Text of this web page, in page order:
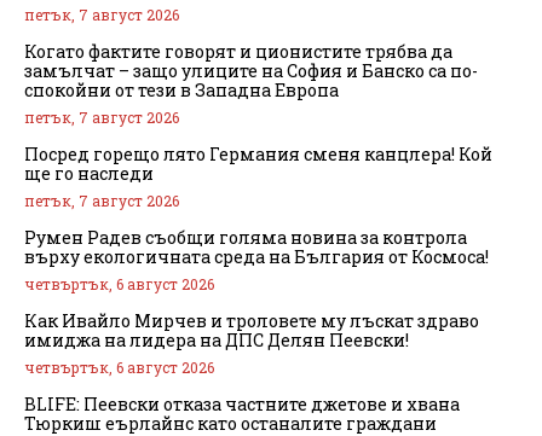
петък, 7 август 2026
Когато фактите говорят и ционистите трябва да
замълчат – защо улиците на София и Банско са по-
спокойни от тези в Западна Европа
петък, 7 август 2026
Посред горещо лято Германия сменя канцлера! Кой
ще го наследи
петък, 7 август 2026
Румен Радев съобщи голяма новина за контрола
върху екологичната среда на България от Космоса!
четвъртък, 6 август 2026
Как Ивайло Мирчев и троловете му лъскат здраво
имиджа на лидера на ДПС Делян Пеевски!
четвъртък, 6 август 2026
BLIFE: Пеевски отказа частните джетове и хвана
Тюркиш еърлайнс като останалите граждани